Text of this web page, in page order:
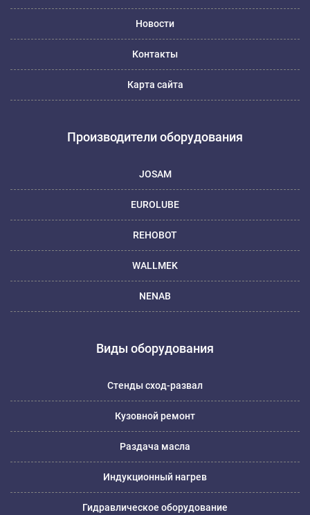
Новости
Контакты
Карта сайта
Производители оборудования
JOSAM
EUROLUBE
REHOBOT
WALLMEK
NENAB
Виды оборудования
Стенды сход-развал
Кузовной ремонт
Раздача масла
Индукционный нагрев
Гидравлическое оборудование